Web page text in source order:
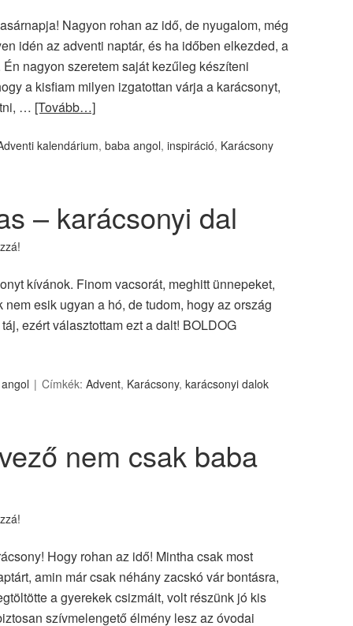
Nagyon rohan az idő, de nyugalom, még
idén az adventi naptár, és ha időben elkezded, a
nagyon szeretem saját kezűleg készíteni
a kisfiam milyen izgatottan várja a karácsonyt,
… [Tovább…]
kalendárium, baba angol, inspiráció, Karácsony
– karácsonyi dal
kívánok. Finom vacsorát, meghitt ünnepeket,
esik ugyan a hó, de tudom, hogy az ország
ezért választottam ezt a dalt! BOLDOG
Címkék: Advent, Karácsony, karácsonyi dalok
nem csak baba
Hogy rohan az idő! Mintha csak most
amin már csak néhány zacskó vár bontásra,
a gyerekek csizmáit, volt részünk jó kis
szívmelengető élmény lesz az óvodai